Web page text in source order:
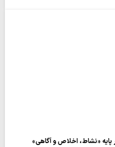
«نشاط، اخلاص و آگاهی»